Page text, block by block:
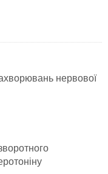
нервової